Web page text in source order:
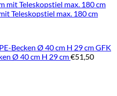
Teleskopstiel max. 180 cm
GFK
Ø 40 cm H 29 cm€51,50